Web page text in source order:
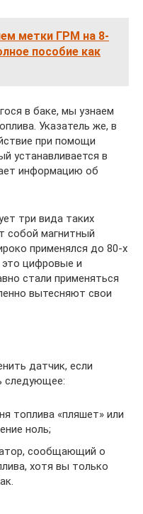
метки ГРМ на 8-
пособие как
в баке, мы узнаем
Указатель же, в
при помощи
устанавливается в
информацию об
три вида таких
собой магнитный
применялся до 80-х
это цифровые и
стали применяться
вытесняют свои
датчик, если
следующее:
топлива «пляшет» или
ноль;
сообщающий о
хотя вы только